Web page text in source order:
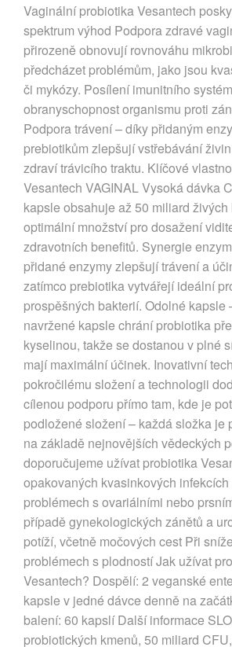
Vaginální probiotika Vesantech
spektrum výhod Podpora zdravé
přirozeně obnovují rovnováhu
předcházet problémům, jako jsou
či mykózy. Posílení imunitního
obranyschopnost organismu proti
Podpora trávení – díky přidaným
prebiotikům zlepšují vstřebávání
zdraví trávicího traktu. Klíčové
Vesantech VAGINAL Vysoká dávka
kapsle obsahuje až 50 miliard živých
optimální množství pro dosažení
zdravotních benefitů. Synergie
přidané enzymy zlepšují trávení a
zatímco prebiotika vytvářejí ideální
prospěšných bakterií. Odolné kapsle
navržené kapsle chrání probiotika
kyselinou, takže se dostanou v plné
mají maximální účinek. Inovativní
pokročilému složení a technologii
cílenou podporu přímo tam, kde je
podložené složení – každá složka je
na základě nejnovějších vědeckých
doporučujeme užívat probiotika
opakovaných kvasinkových
problémech s ovariálními nebo
případě gynekologických zánětů a
potíží, včetně močových cest Při
problémech s plodností Jak užívat
Vesantech? Dospělí: 2 veganské
kapsle v jedné dávce denně na
balení: 60 kapslí Další informace
probiotických kmenů, 50 miliard